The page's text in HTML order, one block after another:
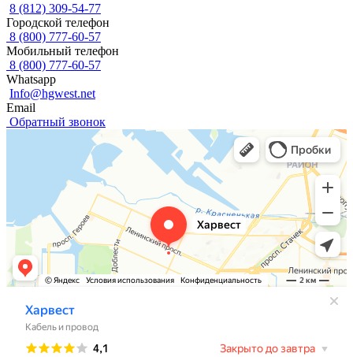
8 (812) 309-54-77
Городской телефон
8 (800) 777-60-57
Мобильный телефон
8 (800) 777-60-57
Whatsapp
Info@hgwest.net
Email
Обратный звонок